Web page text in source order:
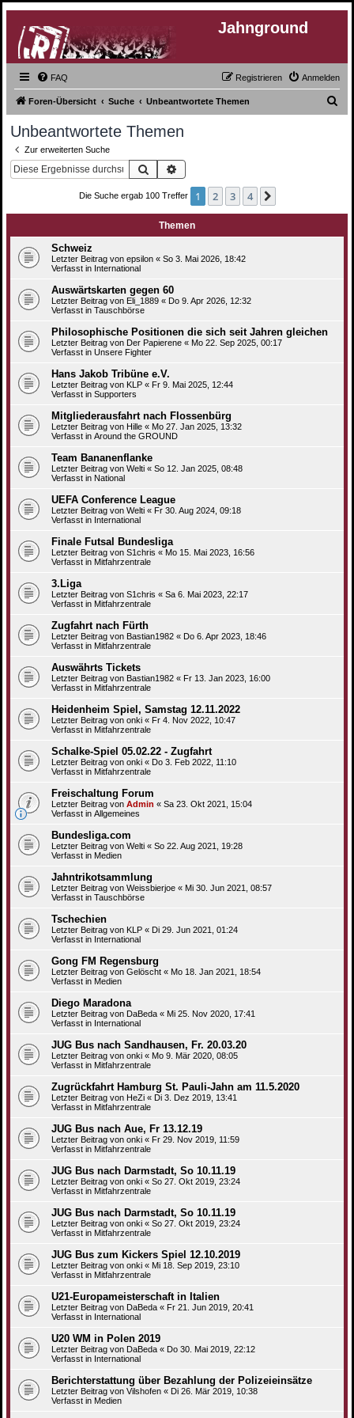
Jahnground
FAQ Anmelden
Registrieren
Foren-Übersicht Suche Unbeantwortete Themen
Unbeantwortete Themen
Zur erweiterten Suche
Suche
Die Suche ergab 100 Treffer 1 2 3 4
Themen
Schweiz
Letzter Beitrag von epsilon « So 3. Mai 2026, 18:42
Verfasst in International
Auswärtskarten gegen 60
Letzter Beitrag von Eli_1889 « Do 9. Apr 2026, 12:32
Verfasst in Tauschbörse
Philosophische Positionen die sich seit Jahren gleichen
Letzter Beitrag von Der Papierene « Mo 22. Sep 2025, 00:17
Verfasst in Unsere Fighter
Hans Jakob Tribüne e.V.
Letzter Beitrag von KLP « Fr 9. Mai 2025, 12:44
Verfasst in Supporters
Mitgliederausfahrt nach Flossenbürg
Letzter Beitrag von Hille « Mo 27. Jan 2025, 13:32
Verfasst in Around the GROUND
Team Bananenflanke
Letzter Beitrag von Welti « So 12. Jan 2025, 08:48
Verfasst in National
UEFA Conference League
Letzter Beitrag von Welti « Fr 30. Aug 2024, 09:18
Verfasst in International
Finale Futsal Bundesliga
Letzter Beitrag von S1chris « Mo 15. Mai 2023, 16:56
Verfasst in Mitfahrzentrale
3.Liga
Letzter Beitrag von S1chris « Sa 6. Mai 2023, 22:17
Verfasst in Mitfahrzentrale
Zugfahrt nach Fürth
Letzter Beitrag von Bastian1982 « Do 6. Apr 2023, 18:46
Verfasst in Mitfahrzentrale
Auswährts Tickets
Letzter Beitrag von Bastian1982 « Fr 13. Jan 2023, 16:00
Verfasst in Mitfahrzentrale
Heidenheim Spiel, Samstag 12.11.2022
Letzter Beitrag von onki « Fr 4. Nov 2022, 10:47
Verfasst in Mitfahrzentrale
Schalke-Spiel 05.02.22 - Zugfahrt
Letzter Beitrag von onki « Do 3. Feb 2022, 11:10
Verfasst in Mitfahrzentrale
Freischaltung Forum
Letzter Beitrag von Admin « Sa 23. Okt 2021, 15:04
Verfasst in Allgemeines
Bundesliga.com
Letzter Beitrag von Welti « So 22. Aug 2021, 19:28
Verfasst in Medien
Jahntrikotsammlung
Letzter Beitrag von Weissbierjoe « Mi 30. Jun 2021, 08:57
Verfasst in Tauschbörse
Tschechien
Letzter Beitrag von KLP « Di 29. Jun 2021, 01:24
Verfasst in International
Gong FM Regensburg
Letzter Beitrag von Gelöscht « Mo 18. Jan 2021, 18:54
Verfasst in Medien
Diego Maradona
Letzter Beitrag von DaBeda « Mi 25. Nov 2020, 17:41
Verfasst in International
JUG Bus nach Sandhausen, Fr. 20.03.20
Letzter Beitrag von onki « Mo 9. Mär 2020, 08:05
Verfasst in Mitfahrzentrale
Zugrückfahrt Hamburg St. Pauli-Jahn am 11.5.2020
Letzter Beitrag von HeZi « Di 3. Dez 2019, 13:41
Verfasst in Mitfahrzentrale
JUG Bus nach Aue, Fr 13.12.19
Letzter Beitrag von onki « Fr 29. Nov 2019, 11:59
Verfasst in Mitfahrzentrale
JUG Bus nach Darmstadt, So 10.11.19
Letzter Beitrag von onki « So 27. Okt 2019, 23:24
Verfasst in Mitfahrzentrale
JUG Bus nach Darmstadt, So 10.11.19
Letzter Beitrag von onki « So 27. Okt 2019, 23:24
Verfasst in Mitfahrzentrale
JUG Bus zum Kickers Spiel 12.10.2019
Letzter Beitrag von onki « Mi 18. Sep 2019, 23:10
Verfasst in Mitfahrzentrale
U21-Europameisterschaft in Italien
Letzter Beitrag von DaBeda « Fr 21. Jun 2019, 20:41
Verfasst in International
U20 WM in Polen 2019
Letzter Beitrag von DaBeda « Do 30. Mai 2019, 22:12
Verfasst in International
Berichterstattung über Bezahlung der Polizeieinsätze
Letzter Beitrag von Vilshofen « Di 26. Mär 2019, 10:38
Verfasst in Medien